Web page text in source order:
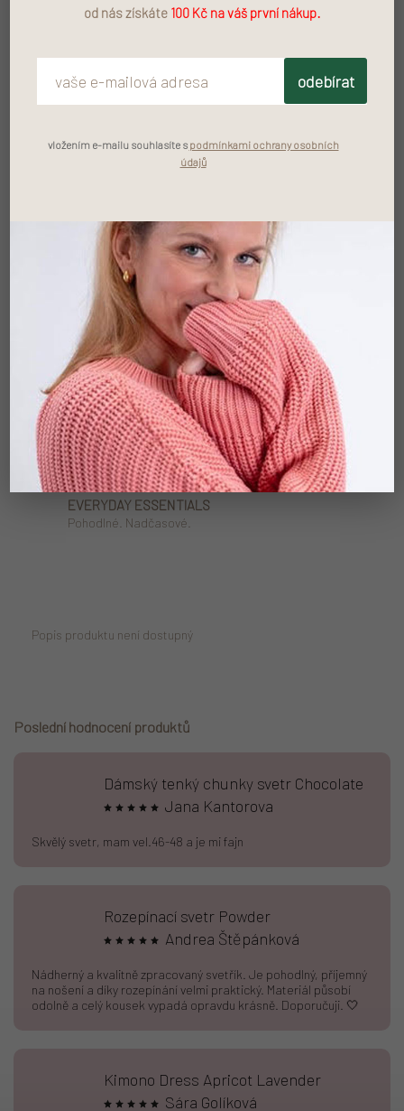
Rozměry
Péče
LOCALLY MADE
Vše pleteme a šijeme v Čechách.
MADE TO LAST
Kvalita na dlouhé roky.
MATCHY MATCHY
Pro děti i pro rodiče.
EVERYDAY ESSENTIALS
Pohodlné. Nadčasové.
Popis produktu není dostupný
Poslední hodnocení produktů
Dámský tenký chunky svetr Chocolate
Jana Kantorova
Skvělý svetr, mam vel.46-48 a je mi fajn
Rozepínací svetr Powder
Andrea Štěpánková
Nádherný a kvalitně zpracovaný svetřík. Je pohodlný, příjemný
na nošení a díky rozepínání velmi praktický. Materiál působí
odolně a celý kousek vypadá opravdu krásně. Doporučuji. 🤍
Kimono Dress Apricot Lavender
Sára Golíková
od nás získáte100 Kč na váš první nákup.
odebírat
vložením e-mailu souhlasíte s podmínkami ochrany osobních
údajů